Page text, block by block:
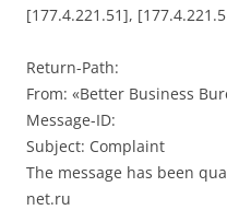
[177.4.221.51],
Return-Path:
From: «Better Business
Message-ID:
Subject: Complaint
The message has been
net.ru